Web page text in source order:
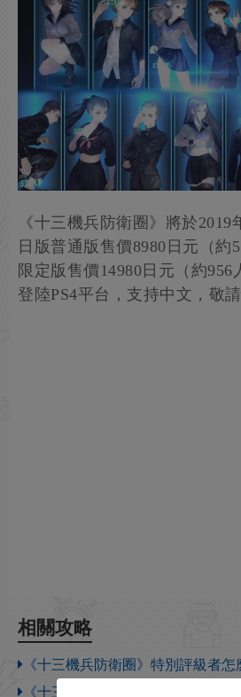
《十三機兵防衛圈》將於2019
日版普通版售價8980日元（約
限定版售價14980日元（約956
登陸PS4平台，支持中文，敬請
相關攻略
《十三機兵防衛圈》特別評級者怎
《十三機兵防衛圈》任務完成成